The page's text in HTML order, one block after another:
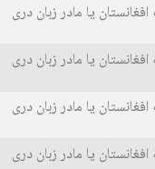
یا مادر زبان دری
یا مادر زبان دری
یا مادر زبان دری
یا مادر زبان دری